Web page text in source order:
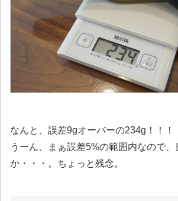
なんと、誤差9gオーバーの234g！！！
うーん、まぁ誤差5%の範囲内なので、
か・・・。ちょっと残念。